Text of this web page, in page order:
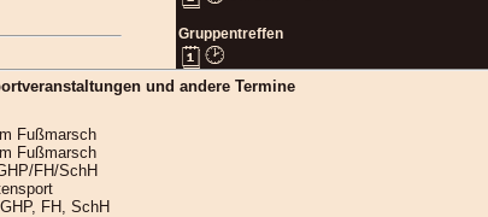
Gruppentreffen
und andere Termine
Fußmarsch
Fußmarsch
FH/SchH
FH, SchH